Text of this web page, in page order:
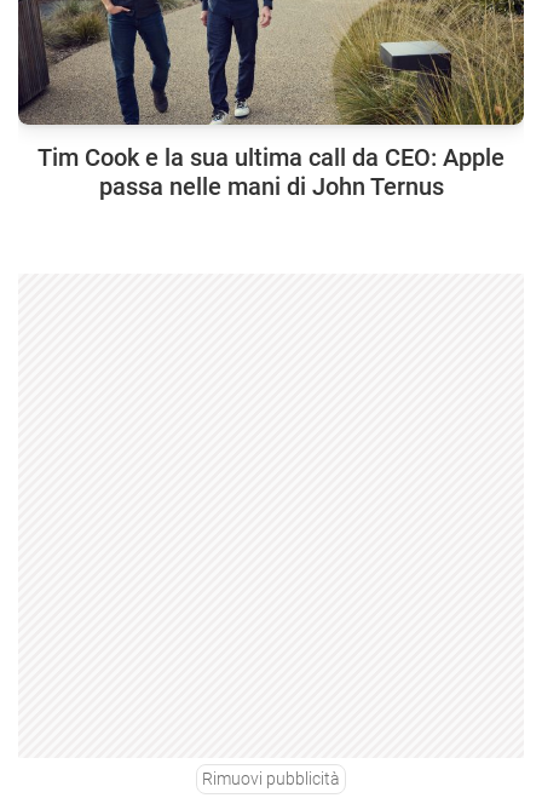
Tim Cook e la sua ultima call da CEO: Apple
passa nelle mani di John Ternus
Rimuovi pubblicità